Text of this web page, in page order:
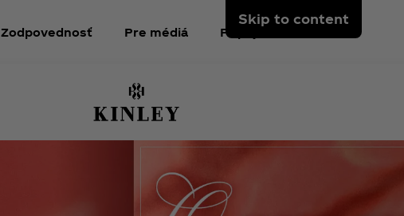
Skip to content
Zodpovednosť Pre médiá Pripojte sa